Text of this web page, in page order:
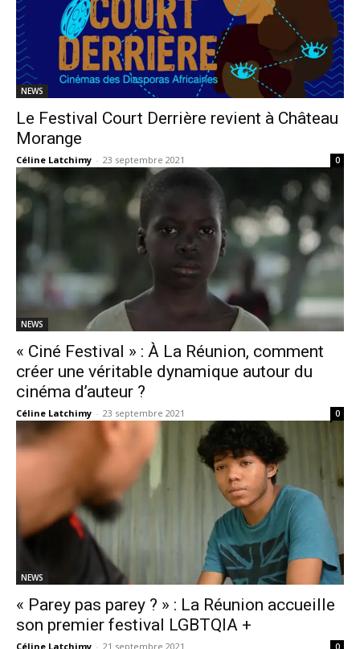
NEWS
Le Festival Court Derrière revient à Château
Morange
Céline Latchimy - 23 septembre 2021 0
NEWS
« Ciné Festival » : À La Réunion, comment
créer une véritable dynamique autour du
cinéma d’auteur ?
Céline Latchimy - 23 septembre 2021 0
NEWS
« Parey pas parey ? » : La Réunion accueille
son premier festival LGBTQIA +
Céline Latchimy - 21 septembre 2021 0